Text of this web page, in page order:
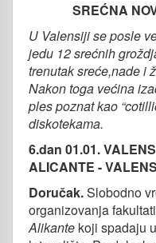
SREĆNA
U Valensiji se posle
jedu 12 srećnih
trenutak sreće,nade i
Nakon toga većina
ples poznat kao
diskotekama.
6.dan 01.01.
ALICANTE -
Doručak.Slobodno
organizovanja
Alikante koji spadaju